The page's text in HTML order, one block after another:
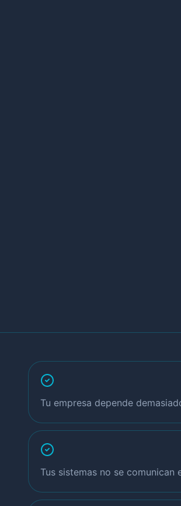
Tu empresa depende
Tus sistemas no se comunican